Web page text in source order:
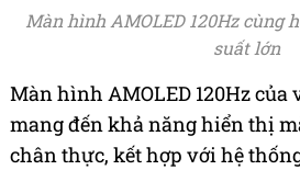
Màn hình AMOLED 120Hz cùng
suất lớn
Màn hình AMOLED 120Hz của
mang đến khả năng hiển thị
chân thực, kết hợp với hệ